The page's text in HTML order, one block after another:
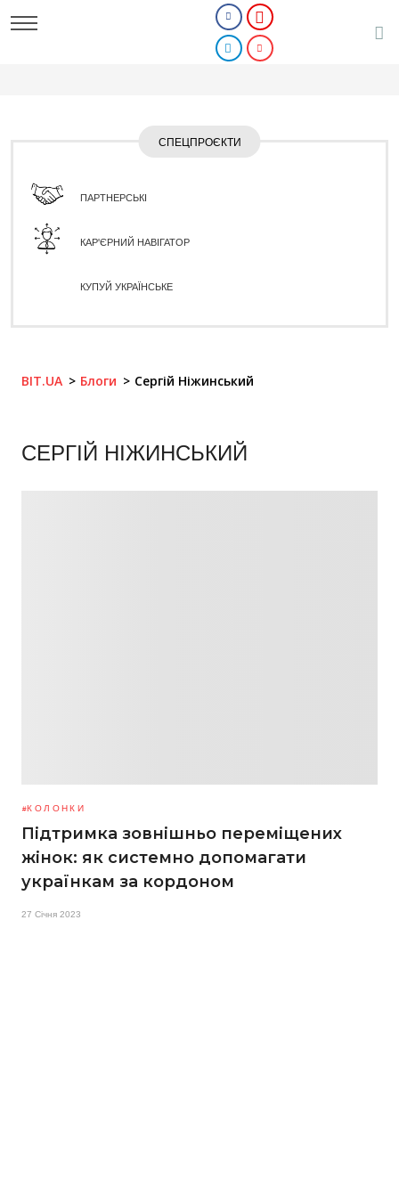
СПЕЦПРОЄКТИ
ПАРТНЕРСЬКІ
КАР'ЄРНИЙ НАВІГАТОР
КУПУЙ УКРАЇНСЬКЕ
BIT.UA Блоги Сергій Ніжинський
СЕРГІЙ НІЖИНСЬКИЙ
КОЛОНКИ
Підтримка зовнішньо переміщених
жінок: як системно допомагати
українкам за кордоном
27 Січня 2023